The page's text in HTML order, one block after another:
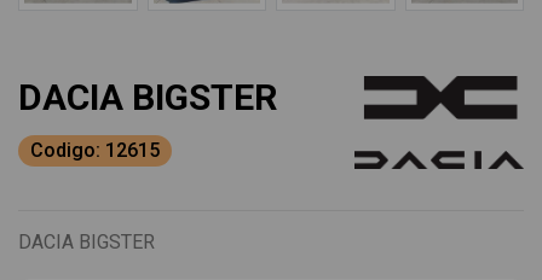
DACIA BIGSTER
Codigo: 12615
DACIA BIGSTER